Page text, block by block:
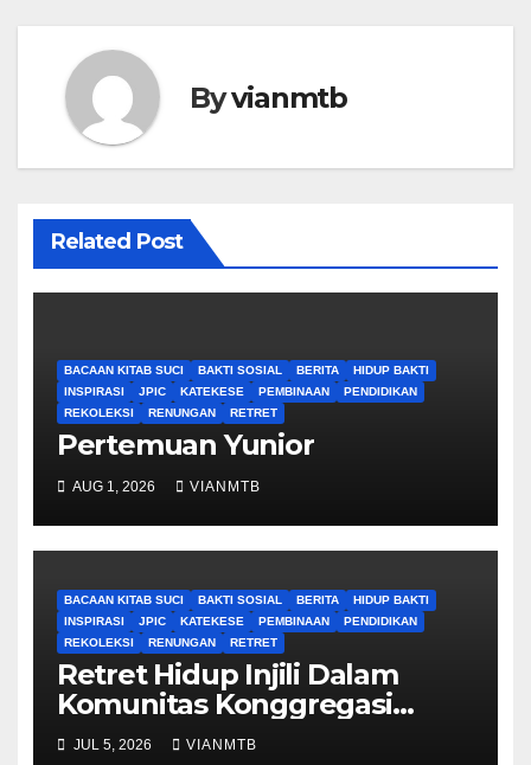
Byvianmtb
Related Post
BACAAN KITAB SUCI BAKTI SOSIAL BERITA
HIDUP BAKTI
INSPIRASI
JPIC KATEKESE PEMBINAAN
PENDIDIKAN
REKOLEKSI
RENUNGAN RETRET
Pertemuan Yunior
AUG 1, 2026 VIANMTB
BACAAN KITAB SUCI BAKTI SOSIAL BERITA
HIDUP BAKTI
INSPIRASI
JPIC KATEKESE PEMBINAAN
PENDIDIKAN
REKOLEKSI
RENUNGAN RETRET
Retret Hidup Injili Dalam
Komunitas Konggregasi
Bruder Maria Tak Bernoda
JUL 5, 2026 VIANMTB